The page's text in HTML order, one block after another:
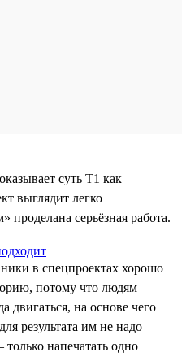
суть T1 как
выглядит легко
проделана серьёзная работа.
в спецпроектах хорошо
потому что людям
двигаться, на основе чего
результата им не надо
напечатать одно